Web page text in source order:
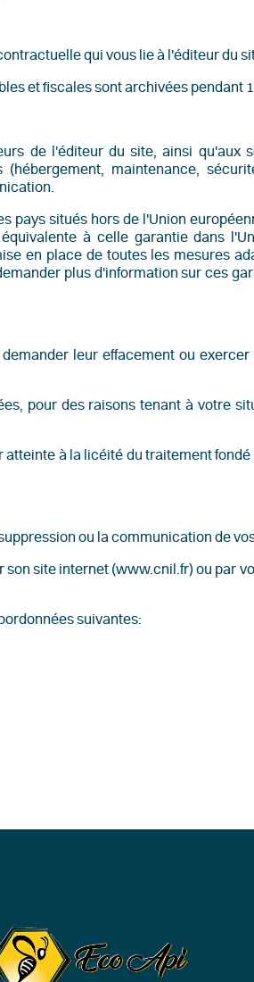
qui vous lie à l'éditeur du
et fiscales sont archivées pendant
de l'éditeur du site, ainsi qu'aux
maintenance,
pays situés hors de l'Union
à celle garantie dans
en place de toutes les mesures
plus d'information sur ces
leur effacement ou
pour des raisons tenant à votre
à la licéité du traitement
ou la communication de
site internet (www.cnil.fr) ou par
suivantes: